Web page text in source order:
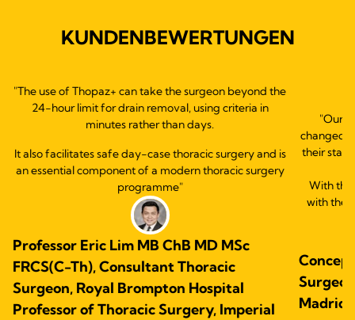
KUNDENBEWERTUNGEN
"The use of Thopaz+ can take the surgeon beyond the
24-hour limit for drain removal, using criteria in
minutes rather than days.
It also facilitates safe day-case thoracic surgery and is
an essential component of a modern thoracic surgery
programme"
Professor Eric Lim MB ChB MD MSc
FRCS(C-Th), Consultant Thoracic
Surgeon, Royal Brompton Hospital
Professor of Thoracic Surgery, Imperial
"Our
changed
their
With
with the
Madrid,